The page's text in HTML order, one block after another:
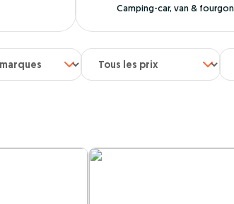
Camping-car, van & fourgon